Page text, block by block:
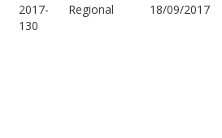
2017-
130
Regional 18/09/2017